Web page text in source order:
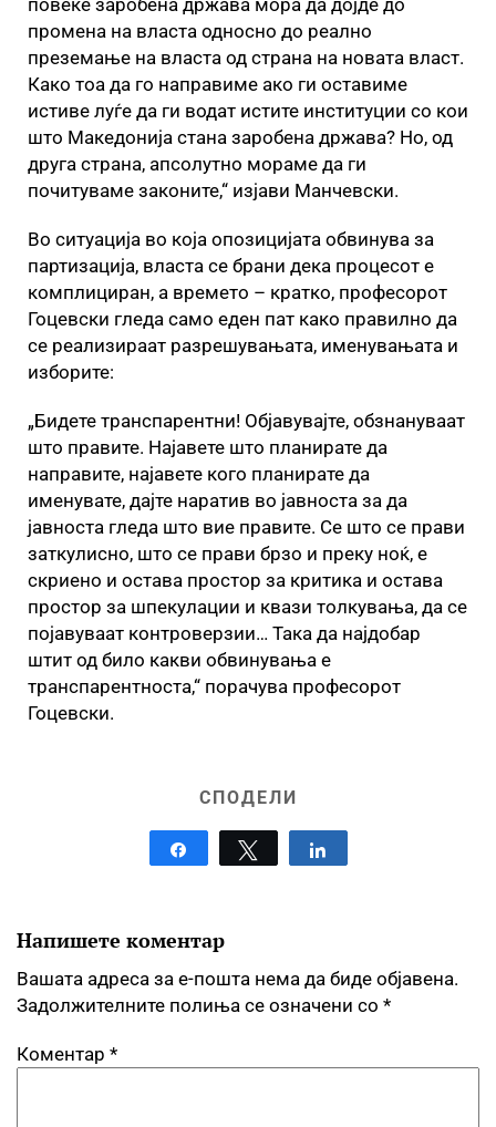
повеќе заробена држава мора да дојде до
промена на власта односно до реално
преземање на власта од страна на новата власт.
Како тоа да го направиме ако ги оставиме
истиве луѓе да ги водат истите институции со кои
што Македонија стана заробена држава? Но, од
друга страна, апсолутно мораме да ги
почитуваме законите,“ изјави Манчевски.
Во ситуација во која опозицијата обвинува за
партизација, власта се брани дека процесот е
комплициран, а времето – кратко, професорот
Гоцевски гледа само еден пат како правилно да
се реализираат разрешувањата, именувањата и
изборите:
„Бидете транспарентни! Објавувајте, обзнануваат
што правите. Најавете што планирате да
направите, најавете кого планирате да
именувате, дајте наратив во јавноста за да
јавноста гледа што вие правите. Се што се прави
заткулисно, што се прави брзо и преку ноќ, е
скриено и остава простор за критика и остава
простор за шпекулации и квази толкувања, да се
појавуваат контроверзии… Така да најдобар
штит од било какви обвинувања е
транспарентноста,“ порачува професорот
Гоцевски.
СПОДЕЛИ
Tweet
Напишете коментар
Вашата адреса за е-пошта нема да биде објавена.
Задолжителните полиња се означени со *
Коментар *